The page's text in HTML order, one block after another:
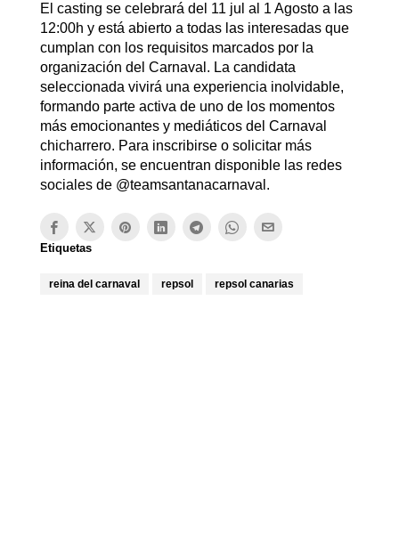
El casting se celebrará del 11 jul al 1 Agosto a las
12:00h y está abierto a todas las interesadas que
cumplan con los requisitos marcados por la
organización del Carnaval. La candidata
seleccionada vivirá una experiencia inolvidable,
formando parte activa de uno de los momentos
más emocionantes y mediáticos del Carnaval
chicharrero. Para inscribirse o solicitar más
información, se encuentran disponible las redes
sociales de @teamsantanacarnaval.
Etiquetas
reina del carnaval repsol repsol canarias